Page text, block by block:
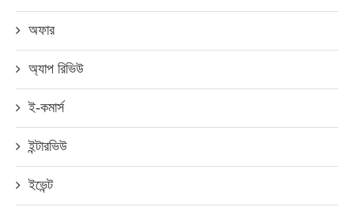
অফার
অ্যাপ রিভিউ
ই-কমার্স
ইন্টারভিউ
ইভেন্ট